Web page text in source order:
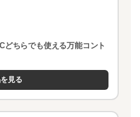
どちらでも使える万能コント
見る